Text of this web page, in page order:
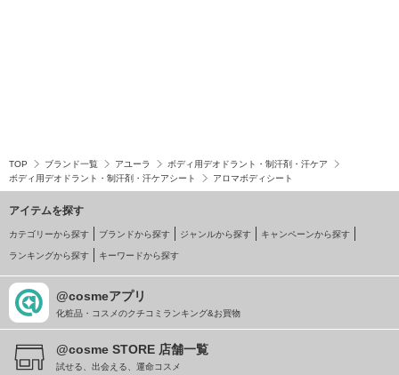
TOP ブランド一覧 アユーラ
ボディ用デオドラント・制汗剤・汗ケア
ボディ用デオドラント・制汗剤・汗ケアシート
アロマボディシート
アイテムを探す
カテゴリーから探す ブランドから探す ジャンルから探す キャンペーンから探す
ランキングから探す キーワードから探す
@cosmeアプリ
化粧品・コスメのクチコミランキング&お買物
@cosme STORE 店舗一覧
試せる、出会える、運命コスメ